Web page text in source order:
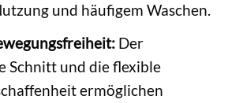
und häufigem Waschen.
Der
Schnitt und die flexible
ermöglichen